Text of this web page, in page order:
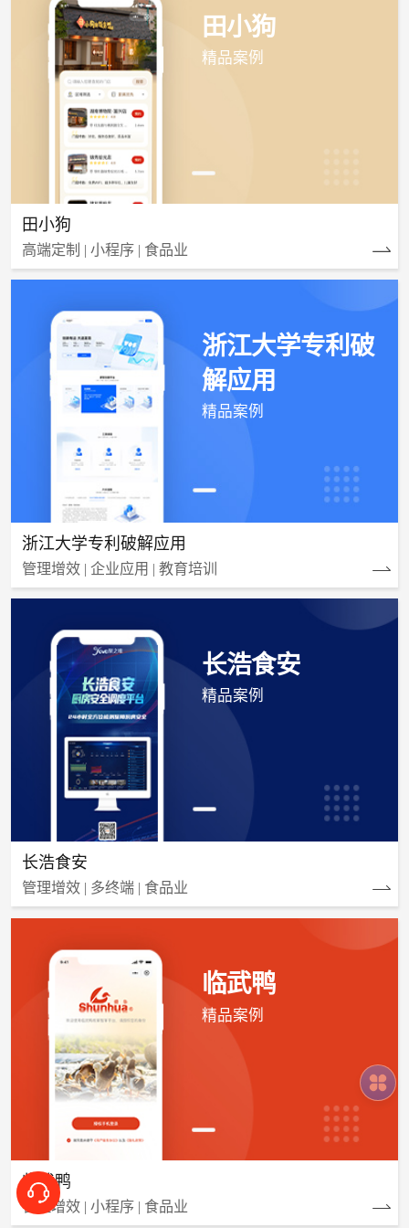
田小狗
精品案例
田小狗
高端定制 | 小程序 | 食品业
浙江大学专利破
解应用
精品案例
浙江大学专利破解应用
管理增效 | 企业应用 | 教育培训
长浩食安
精品案例
长浩食安
管理增效 | 多终端 | 食品业
临武鸭
精品案例
临武鸭
管理增效 | 小程序 | 食品业